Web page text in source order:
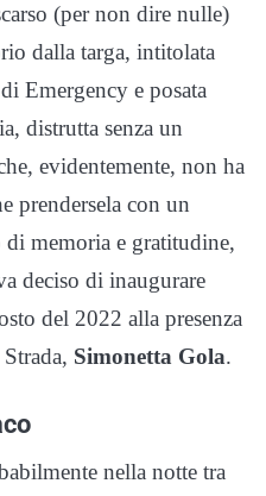
(per non dire nulle)
dalla targa, intitolata
Emergency e posata
distrutta senza un
evidentemente, non ha
prendersela con un
memoria e gratitudine,
deciso di inaugurare
del 2022 alla presenza
Simonetta Gola.
nella notte tra